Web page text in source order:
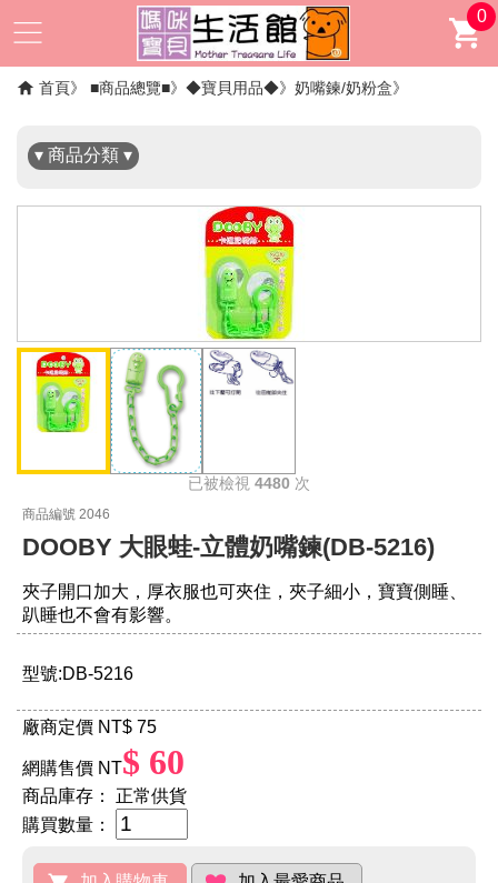
0
首頁 ■商品總覽■ ◆寶貝用品◆ 奶嘴鍊/奶粉盒
▾ 商品分類 ▾
✖
已被檢視 4480 次
商品編號 2046
DOOBY 大眼蛙-立體奶嘴鍊(DB-5216)
夾子開口加大，厚衣服也可夾住，夾子細小，寶寶側睡、
趴睡也不會有影響。
型號:DB-5216
廠商定價 NT$ 75
網購售價 NT$ 60
商品庫存：
正常供貨
購買數量：